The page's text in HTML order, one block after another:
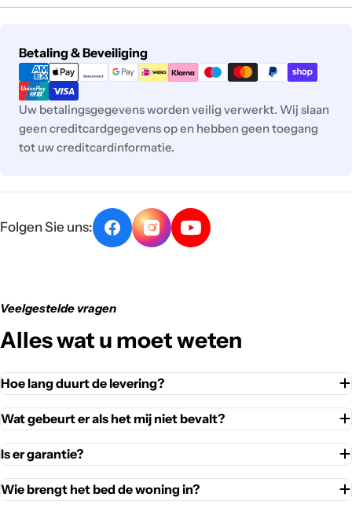
Betaling & Beveiliging
Betaalmethoden
Uw betalingsgegevens worden veilig verwerkt. Wij slaan
geen creditcardgegevens op en hebben geen toegang
tot uw creditcardinformatie.
Folgen Sie uns:
Veelgestelde vragen
Alles wat u moet weten
Hoe lang duurt de levering?
Wat gebeurt er als het mij niet bevalt?
Is er garantie?
Wie brengt het bed de woning in?